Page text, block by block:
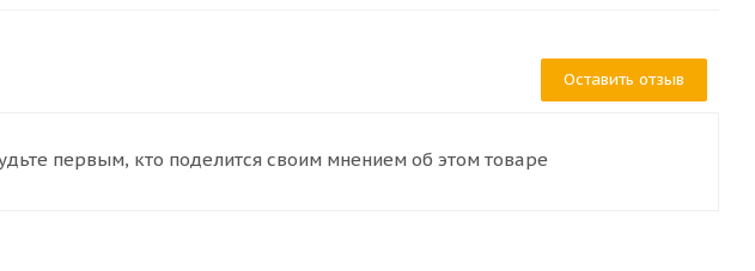
Оставить отзыв
первым, кто поделится своим мнением об этом товаре